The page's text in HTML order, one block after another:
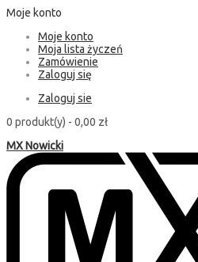
Moje konto
Moje konto
Moja lista życzeń
Zamówienie
Zaloguj się
Zaloguj sie
0 produkt(y) - 0,00 zł
MX Nowicki